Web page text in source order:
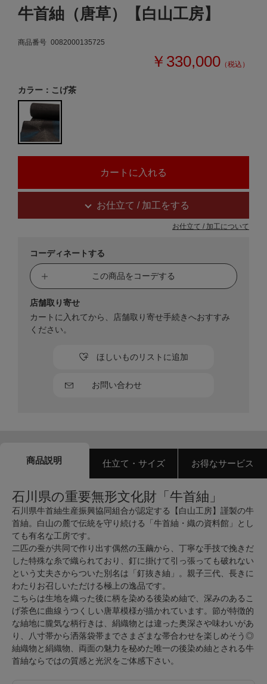
牛首紬（唐草）【白山工房】
商品番号 0082000135725
￥330,000 （税込）
カラー：こげ茶
お仕立て / 加工をする
お仕立て / 加工について
コーディネートする
この商品をコーデする
お問い合わせ
ほしいものリストに追加
店舗取り寄せ
カートに入れてから、店舗取り寄せ手続きへおすすみ
ください。
商品説明 仕立て・サイズ お得なサービス
石川県の重要無形文化財「牛首紬」
石川県牛首紬生産振興協同組合が認定する【白山工房】謹製の牛
首紬。白山の麓で伝統を守り続ける「牛首紬・織の資料館」とし
ても有名な工房です。
二匹の蚕が共同で作り出す偶然の玉繭から、丁寧な手技で挽きだ
した特殊な糸で織られており、釘に掛けて引っ張っても破れない
という丈夫さからついた別名は「釘抜き紬」。親子三代、長きに
わたりお召しいただける極上の逸品です。
こちらは生地を織った後に柄を染める後染め紬で、深みのあるこ
げ茶色に曲線うつくしい唐草模様が描かれています。節が特徴的
な紬地に朧気な柄行きは、絹織物とは違った奥深さや味わいがあ
り、八寸帯から洒落袋帯までさまざまな帯合わせを楽しめそう◎
紬織物と絹織物、両面の魅力を秘めた唯一の後染め紬とされる牛
首紬ならではの質感と光沢をご体感下さい。